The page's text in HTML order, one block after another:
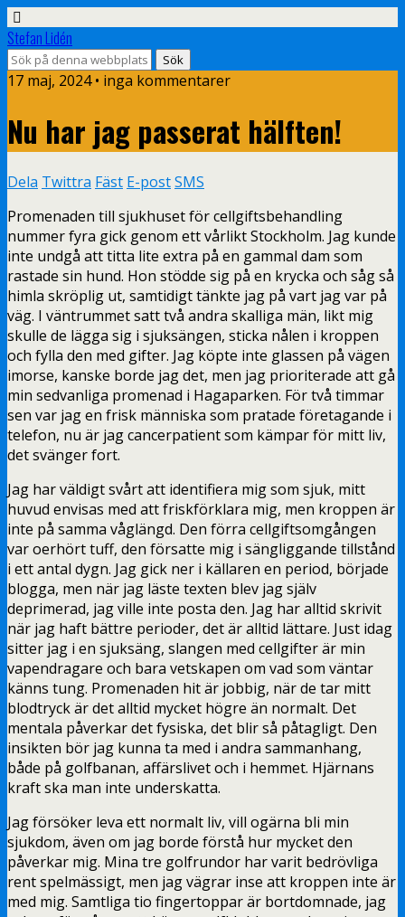
Stefan Lidén
17 maj, 2024 • inga kommentarer
Nu har jag passerat hälften!
Dela Twittra Fäst E-postSMS
Promenaden till sjukhuset för cellgiftsbehandling
nummer fyra gick genom ett vårlikt Stockholm. Jag kunde
inte undgå att titta lite extra på en gammal dam som
rastade sin hund. Hon stödde sig på en krycka och såg så
himla skröplig ut, samtidigt tänkte jag på vart jag var på
väg. I väntrummet satt två andra skalliga män, likt mig
skulle de lägga sig i sjuksängen, sticka nålen i kroppen
och fylla den med gifter. Jag köpte inte glassen på vägen
imorse, kanske borde jag det, men jag prioriterade att gå
min sedvanliga promenad i Hagaparken. För två timmar
sen var jag en frisk människa som pratade företagande i
telefon, nu är jag cancerpatient som kämpar för mitt liv,
det svänger fort.
Jag har väldigt svårt att identifiera mig som sjuk, mitt
huvud envisas med att friskförklara mig, men kroppen är
inte på samma våglängd. Den förra cellgiftsomgången
var oerhört tuff, den försatte mig i sängliggande tillstånd
i ett antal dygn. Jag gick ner i källaren en period, började
blogga, men när jag läste texten blev jag själv
deprimerad, jag ville inte posta den. Jag har alltid skrivit
när jag haft bättre perioder, det är alltid lättare. Just idag
sitter jag i en sjuksäng, slangen med cellgifter är min
vapendragare och bara vetskapen om vad som väntar
känns tung. Promenaden hit är jobbig, när de tar mitt
blodtryck är det alltid mycket högre än normalt. Det
mentala påverkar det fysiska, det blir så påtagligt. Den
insikten bör jag kunna ta med i andra sammanhang,
både på golfbanan, affärslivet och i hemmet. Hjärnans
kraft ska man inte underskatta.
Jag försöker leva ett normalt liv, vill ogärna bli min
sjukdom, även om jag borde förstå hur mycket den
påverkar mig. Mina tre golfrundor har varit bedrövliga
rent spelmässigt, men jag vägrar inse att kroppen inte är
med mig. Samtliga tio fingertoppar är bortdomnade, jag